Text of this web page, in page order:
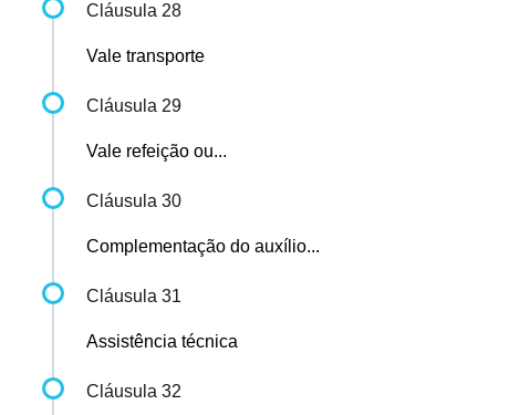
Cláusula 28
Vale transporte
Cláusula 29
Vale refeição ou...
Cláusula 30
Complementação do auxílio...
Cláusula 31
Assistência técnica
Cláusula 32